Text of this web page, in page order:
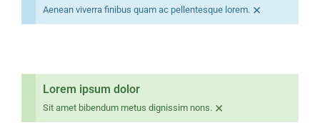
Aenean viverra finibus quam ac pellentesque lorem. ×
Lorem ipsum dolor
Sit amet bibendum metus dignissim nons. ×